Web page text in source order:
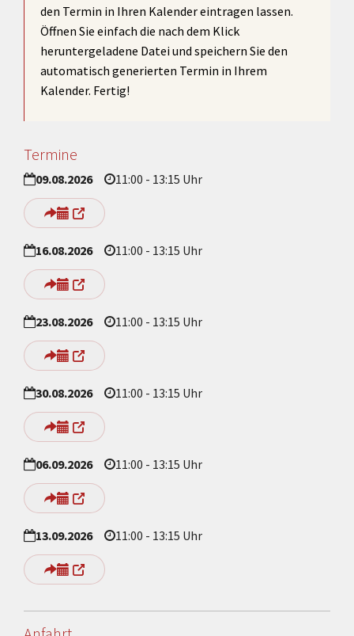
den Termin in Ihren Kalender eintragen lassen.
Öffnen Sie einfach die nach dem Klick
heruntergeladene Datei und speichern Sie den
automatisch generierten Termin in Ihrem
Kalender. Fertig!
Termine
09.08.2026 11:00 - 13:15 Uhr
16.08.2026 11:00 - 13:15 Uhr
23.08.2026 11:00 - 13:15 Uhr
30.08.2026 11:00 - 13:15 Uhr
06.09.2026 11:00 - 13:15 Uhr
13.09.2026 11:00 - 13:15 Uhr